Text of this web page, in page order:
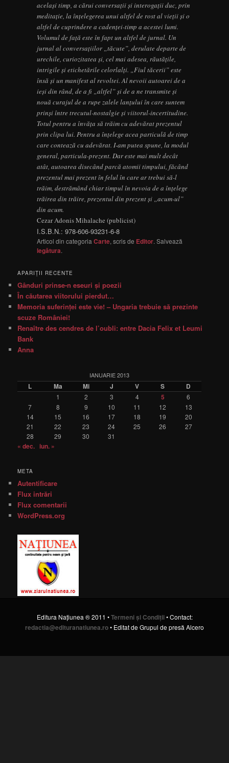
același timp, a cărui conversații și interogații duc, prin
meditație, la înțelegerea unui altfel de rost al vieții și o
altfel de cuprindere a cadenței-timp a acestei lumi.
Volumul de față este în fapt un altfel de jurnal. Un
jurnal al conversațiilor „tăcute”, derulate departe de
urechile, curiozitatea și, cel mai adesea, răutățile,
intrigile și etichetările celorlalți. „Fiul tăcerii” este
însă și un manifest al revoltei. Al nevoii autoarei de a
ieși din rând, de a fi „altfel” și de a ne transmite și
nouă curajul de a rupe zalele lanțului în care suntem
prinși între trecutul-nostalgie și viitorul-incertitudine.
Totul pentru a învăța să trăim cu adevărat prezentul
prin clipa lui. Pentru a înțelege acea particulă de timp
care contează cu adevărat. I-am putea spune, la modul
general, particula-prezent. Dar este mai mult decât
atât, autoarea disecând parcă atomii timpului, făcând
prezentul mai prezent în felul în care ar trebui să-l
trăim, destrămând chiar timpul în nevoia de a înțelege
trăirea din trăire, prezentul din prezent și „acum-ul”
din acum.
Cezar Adonis Mihalache (publicist)
I.S.B.N.: 978-606-93231-6-8
Articol din categoriaCarte, scris de Editor. Salvează
legătura.
APARIŢII RECENTE
Gânduri prinse-n eseuri şi poezii
În căutarea viitorului pierdut…
Memoria suferinţei este vie! – Ungaria trebuie să prezinte
scuze României!
Renaître des cendres de l’oubli: entre Dacia Felix et Leumi
Bank
Anna
IANUARIE 2013
L Ma Mi J V S D
1 2 3 4 5
6
7
8 9 10 11 12
13
14
15 16 17 18 19
20
21
22 23 24 25 26
27
28
29 30 31
« dec. iun. »
META
Autentificare
Flux intrări
Flux comentarii
WordPress.org
Editura Naţiunea ® 2011 •Termeni şi Condiţii• Contact:
redactia@edituranatiunea.ro• Editat de Grupul de presă Alcero